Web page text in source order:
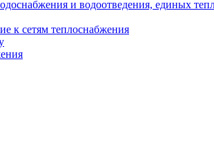
и водоотведения, единых
к сетям теплоснабжения